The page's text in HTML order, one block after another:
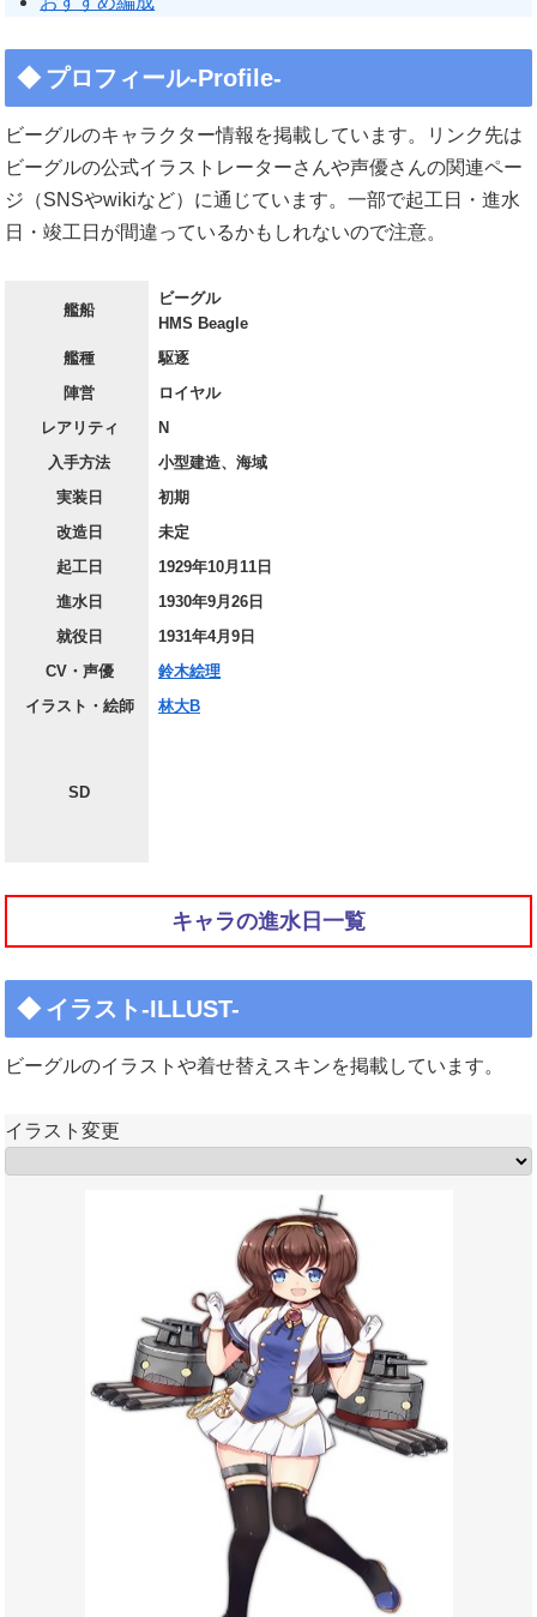
プロフィール-Profile-
ビーグルのキャラクター情報を掲載しています。リンク先は
ビーグルの公式イラストレーターさんや声優さんの関連ペー
ジ（SNSやwikiなど）に通じています。一部で起工日・進水
日・竣工日が間違っているかもしれないので注意。
艦船
ビーグル
HMS Beagle
艦種
駆逐
陣営
ロイヤル
レアリティ
N
入手方法
小型建造、海域
実装日
初期
改造日
未定
起工日
1929年10月11日
進水日
1930年9月26日
就役日
1931年4月9日
CV・声優
鈴木絵理
イラスト・絵師
林大B
SD
キャラの進水日一覧
イラスト-ILLUST-
ビーグルのイラストや着せ替えスキンを掲載しています。
イラスト変更